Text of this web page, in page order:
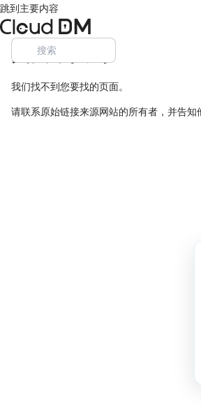
跳到主要内容
页面未找到
我们找不到您要找的页面。
请联系原始链接来源网站的所有者，并告知